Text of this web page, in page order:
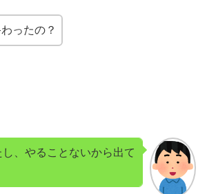
ったの？
、やることないから出て